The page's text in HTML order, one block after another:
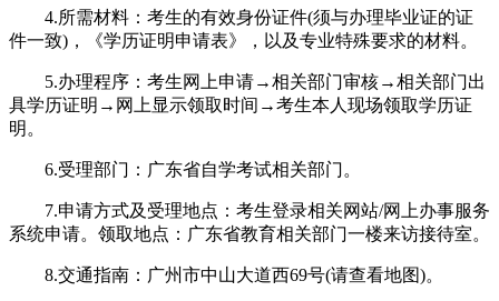
4.所需材料：考生的有效身份证件(须与办理毕业证的证
件一致)，《学历证明申请表》，以及专业特殊要求的材料。
5.办理程序：考生网上申请→相关部门审核→相关部门出
具学历证明→网上显示领取时间→考生本人现场领取学历证
明。
6.受理部门：广东省自学考试相关部门。
7.申请方式及受理地点：考生登录相关网站/网上办事服务
系统申请。领取地点：广东省教育相关部门一楼来访接待室。
8.交通指南：广州市中山大道西69号(请查看地图)。